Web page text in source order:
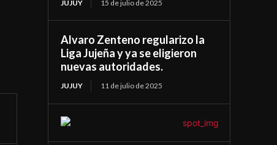
JUJUY 15 de julio de 2025
Alvaro Zenteno regularizo la
Liga Jujeña y ya se eligieron
nuevas autoridades.
JUJUY 11 de julio de 2025